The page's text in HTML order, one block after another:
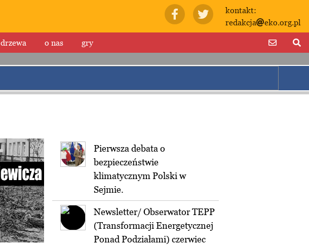
kontakt:
redakcja
eko.org.pl
drzewa o nas gry
Pierwsza debata o
bezpieczeństwie
klimatycznym Polski w
Sejmie.
Newsletter/ Obserwator TEPP
(Transformacji Energetycznej
Ponad Podziałami) czerwiec